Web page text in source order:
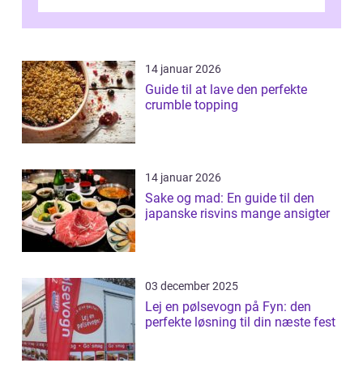
14 januar 2026
Guide til at lave den perfekte
crumble topping
14 januar 2026
Sake og mad: En guide til den
japanske risvins mange ansigter
03 december 2025
Lej en pølsevogn på Fyn: den
perfekte løsning til din næste fest